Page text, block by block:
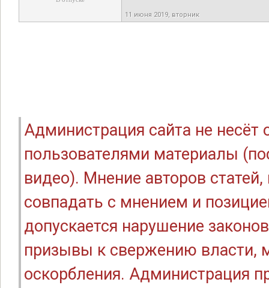
11 июня 2019, вторник
Администрация сайта не
пользователями материалы
видео). Мнение авторов
совпадать с мнением и
допускается нарушение
призывы к свержению власти,
оскорбления. Администрация